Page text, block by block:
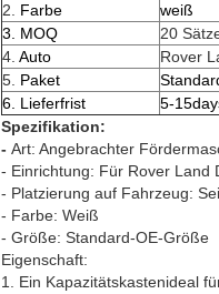
2. Farbe
weiß
3. MOQ
20
4. Auto
Rover
5. Paket
6. Lieferfrist
5-
Spezifikation:
- Art: Angebrachter
- Einrichtung: Für Rover Land
- Platzierung auf Fahrzeug:
- Farbe: Weiß
- Größe: Standard-OE-Größe
Eigenschaft:
1. Ein Kapazitätskastenideal